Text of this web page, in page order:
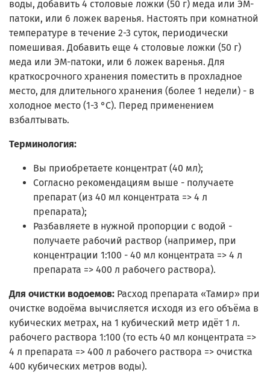
воды, добавить 4 столовые ложки (50 г) меда или ЭМ-
патоки, или 6 ложек варенья. Настоять при комнатной
температуре в течение 2-3 суток, периодически
помешивая. Добавить еще 4 столовые ложки (50 г)
меда или ЭМ-патоки, или 6 ложек варенья. Для
краткосрочного хранения поместить в прохладное
место, для длительного хранения (более 1 недели) - в
холодное место (1-3 °C). Перед применением
взбалтывать.
Терминология:
Вы приобретаете концентрат (40 мл);
Согласно рекомендациям выше - получаете
препарат (из 40 мл концентрата => 4 л
препарата);
Разбавляете в нужной пропорции с водой -
получаете рабочий раствор (например, при
концентрации 1:100 - 40 мл концентрата => 4 л
препарата => 400 л рабочего раствора).
Для очистки водоемов: Расход препарата «Тамир» при
очистке водоёма вычисляется исходя из его объёма в
кубических метрах, на 1 кубический метр идёт 1 л.
рабочего раствора 1:100 (то есть 40 мл концентрата =>
4 л препарата => 400 л рабочего раствора => очистка
400 кубических метров воды).